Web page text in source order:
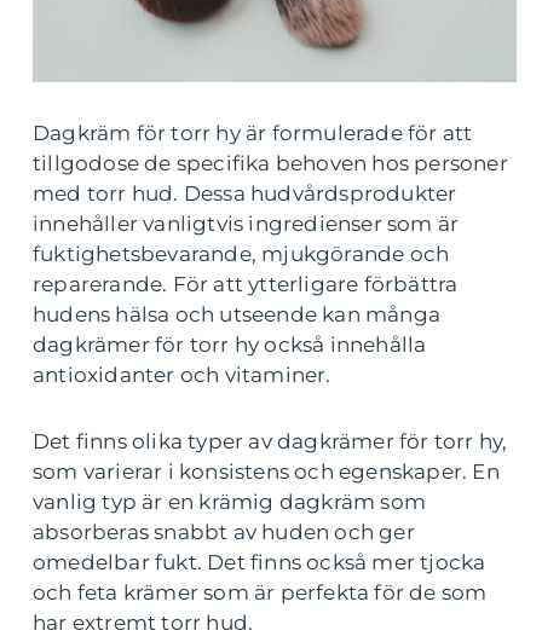
Dagkräm för torr hy är formulerade för att
tillgodose de specifika behoven hos personer
med torr hud. Dessa hudvårdsprodukter
innehåller vanligtvis ingredienser som är
fuktighetsbevarande, mjukgörande och
reparerande. För att ytterligare förbättra
hudens hälsa och utseende kan många
dagkrämer för torr hy också innehålla
antioxidanter och vitaminer.
Det finns olika typer av dagkrämer för torr hy,
som varierar i konsistens och egenskaper. En
vanlig typ är en krämig dagkräm som
absorberas snabbt av huden och ger
omedelbar fukt. Det finns också mer tjocka
och feta krämer som är perfekta för de som
har extremt torr hud.